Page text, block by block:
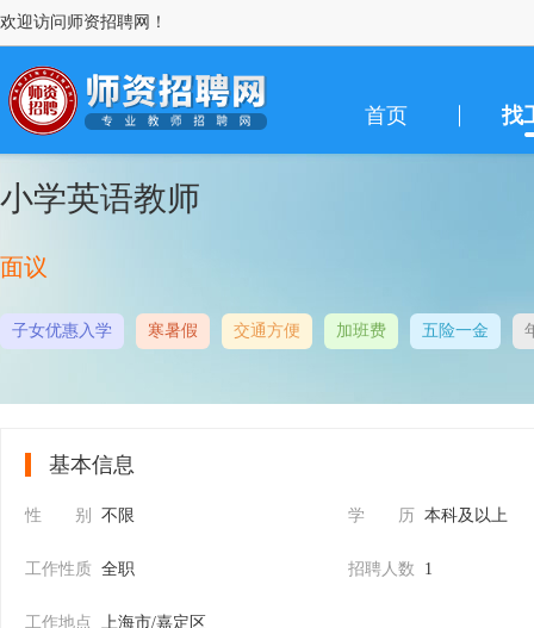
欢迎访问师资招聘网！
首页 找
小学英语教师
面议
子女优惠入学 寒暑假 交通方便 加班费 五险一金
基本信息
性 别 不限 学 历 本科及以上
工作性质 全职 招聘人数 1
工作地点 上海市/嘉定区